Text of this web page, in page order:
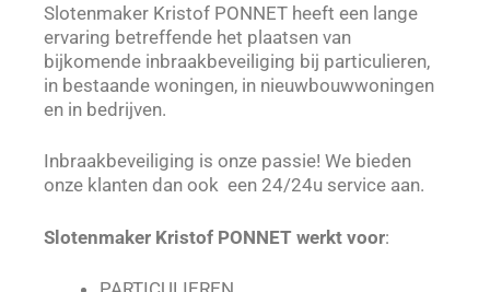
Slotenmaker Kristof PONNET heeft een lange
ervaring betreffende het plaatsen van
bijkomende inbraakbeveiliging bij particulieren,
in bestaande woningen, in nieuwbouwwoningen
en in bedrijven.
Inbraakbeveiliging is onze passie! We bieden
onze klanten dan ook een 24/24u service aan.
Slotenmaker Kristof PONNET werkt voor: